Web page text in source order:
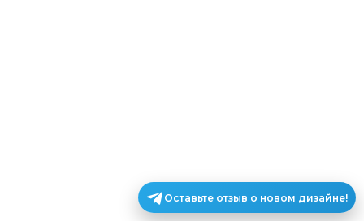
Оставьте отзыв о новом дизайне!